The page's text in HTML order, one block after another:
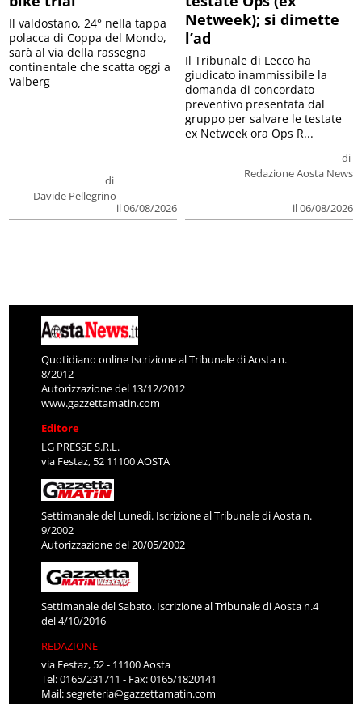
di
Davide Pellegrino
il 06/08/2026
Il valdostano, 24° nella tappa
polacca di Coppa del Mondo,
sarà al via della rassegna
continentale che scatta oggi a
Valberg
Netweek); si dimette
l’ad
di
Redazione Aosta News
il 06/08/2026
Il Tribunale di Lecco ha
giudicato inammissibile la
domanda di concordato
preventivo presentata dal
gruppo per salvare le testate
ex Netweek ora Ops R...
Quotidiano online Iscrizione al Tribunale di Aosta n.
8/2012
Autorizzazione del 13/12/2012
www.gazzettamatin.com
Editore
LG PRESSE S.R.L.
via Festaz, 52 11100 AOSTA
Settimanale del Lunedì. Iscrizione al Tribunale di Aosta n.
9/2002
Autorizzazione del 20/05/2002
Settimanale del Sabato. Iscrizione al Tribunale di Aosta n.4
del 4/10/2016
REDAZIONE
via Festaz, 52 - 11100 Aosta
Tel: 0165/231711 - Fax: 0165/1820141
Mail:segreteria@gazzettamatin.com